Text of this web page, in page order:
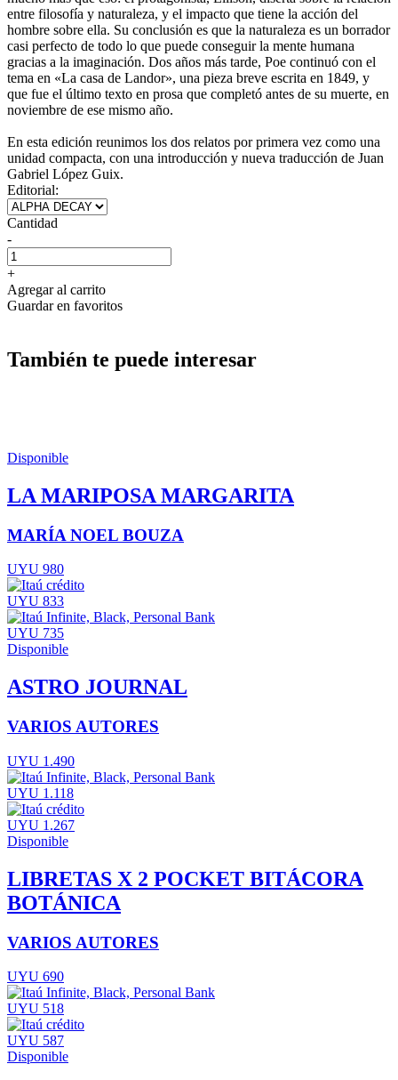
entre filosofía y naturaleza, y el impacto que tiene la acción del
hombre sobre ella. Su conclusión es que la naturaleza es un borrador
casi perfecto de todo lo que puede conseguir la mente humana
gracias a la imaginación. Dos años más tarde, Poe continuó con el
tema en «La casa de Landor», una pieza breve escrita en 1849, y
que fue el último texto en prosa que completó antes de su muerte, en
noviembre de ese mismo año.
En esta edición reunimos los dos relatos por primera vez como una
unidad compacta, con una introducción y nueva traducción de Juan
Gabriel López Guix.
Editorial:
Cantidad
-
+
Agregar al carrito
Guardar en favoritos
También te puede interesar
Disponible
LA MARIPOSA MARGARITA
MARÍA NOEL BOUZA
UYU 980
UYU 833
UYU 735
Disponible
ASTRO JOURNAL
VARIOS AUTORES
UYU 1.490
UYU 1.118
UYU 1.267
Disponible
LIBRETAS X 2 POCKET BITÁCORA
BOTÁNICA
VARIOS AUTORES
UYU 690
UYU 518
UYU 587
Disponible